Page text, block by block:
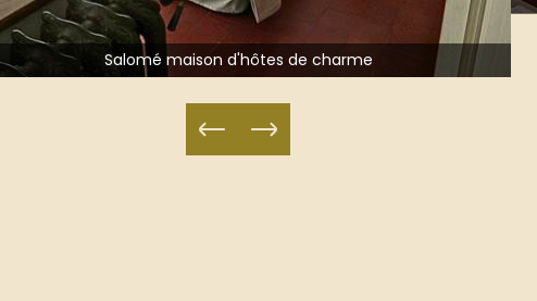
Salomé chambre d'hôtes à Orange